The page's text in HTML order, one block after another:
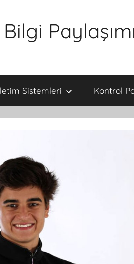
Paylaşımı
Sistemleri Kontrol